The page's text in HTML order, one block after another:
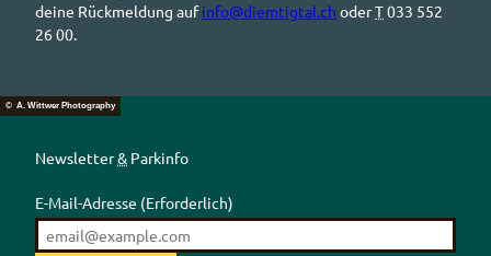
deine Rückmeldung aufinfo@diemtigtal.ch oderT033 552
26 00.
© A. Wittwer Photography
Newsletter& Parkinfo
E-Mail-Adresse (Erforderlich)